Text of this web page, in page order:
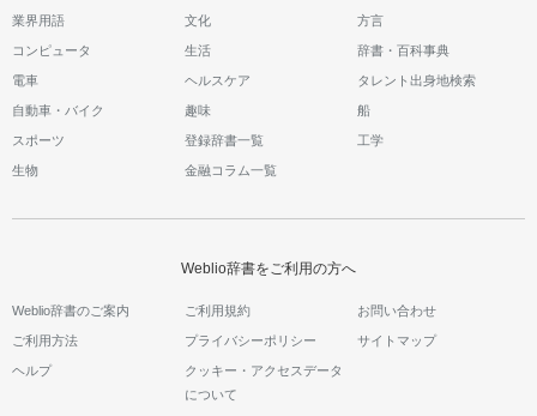
業界用語 文化 方言
コンピュータ 生活 辞書・百科事典
電車 ヘルスケア タレント出身地検索
自動車・バイク 趣味 船
スポーツ 登録辞書一覧 工学
生物 金融コラム一覧
Weblio辞書をご利用の方へ
Weblio辞書のご案内 ご利用規約 お問い合わせ
ご利用方法 プライバシーポリシー サイトマップ
ヘルプ
クッキー・アクセスデータ
について